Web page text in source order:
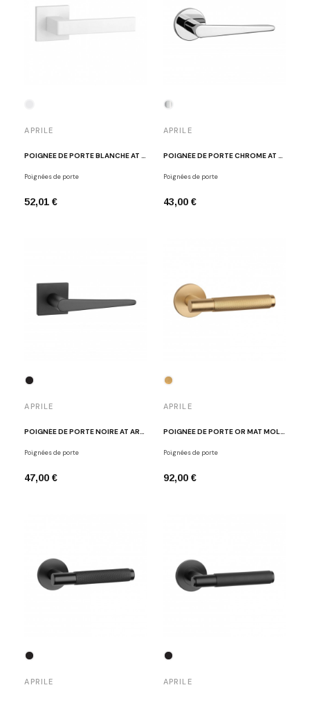
APRILE
POIGNÉE DE PORTE BLANCHE AT SULLA Q 7 S BLANC
Poignées de porte
52,01 €
APRILE
POIGNÉE DE PORTE CHROME AT ARNICA R 7S CP
Poignées de porte
43,00 €
APRILE
Poignées de porte
47,00 €
APRILE
Poignées de porte
92,00 €
APRILE APRILE